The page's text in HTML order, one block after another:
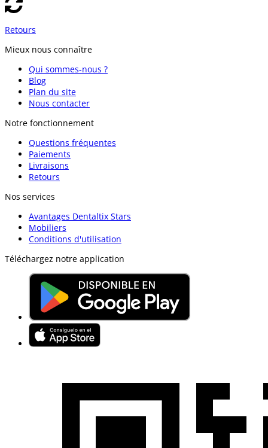
Retours
Mieux nous connaître
Qui sommes-nous ?
Blog
Plan du site
Nous contacter
Notre fonctionnement
Questions fréquentes
Paiements
Livraisons
Retours
Nos services
Avantages Dentaltix Stars
Mobiliers
Conditions d'utilisation
Téléchargez notre application